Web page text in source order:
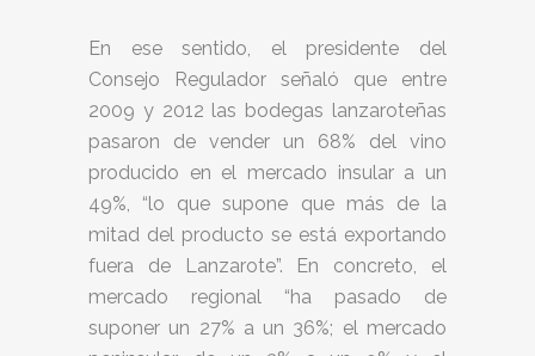
En ese sentido, el presidente del
Consejo Regulador señaló que entre
2009 y 2012 las bodegas lanzaroteñas
pasaron de vender un 68% del vino
producido en el mercado insular a un
49%, “lo que supone que más de la
mitad del producto se está exportando
fuera de Lanzarote”. En concreto, el
mercado regional “ha pasado de
suponer un 27% a un 36%; el mercado